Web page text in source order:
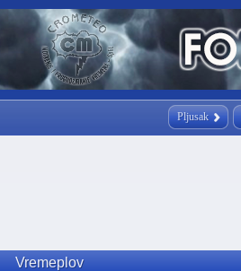
Pljusak
Vremeplov